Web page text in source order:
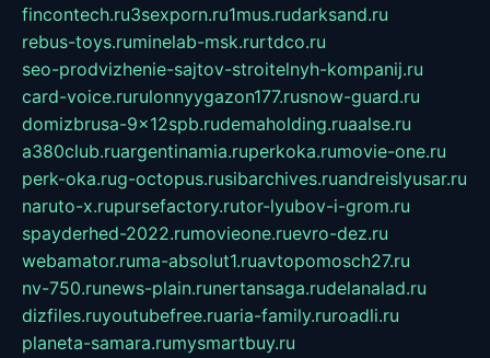
fincontech.ru3sexporn.ru1mus.rudarksand.ru
rebus-toys.ruminelab-msk.rurtdco.ru
seo-prodvizhenie-sajtov-stroitelnyh-kompanij.ru
card-voice.rurulonnyygazon177.rusnow-guard.ru
domizbrusa-9x12spb.rudemaholding.ruaalse.ru
a380club.ruargentinamia.ruperkoka.rumovie-one.ru
perk-oka.rug-octopus.rusibarchives.ruandreislyusar.ru
naruto-x.rupursefactory.rutor-lyubov-i-grom.ru
spayderhed-2022.rumovieone.ruevro-dez.ru
webamator.ruma-absolut1.ruavtopomosch27.ru
nv-750.runews-plain.runertansaga.rudelanalad.ru
dizfiles.ruyoutubefree.ruaria-family.ruroadli.ru
planeta-samara.rumysmartbuy.ru